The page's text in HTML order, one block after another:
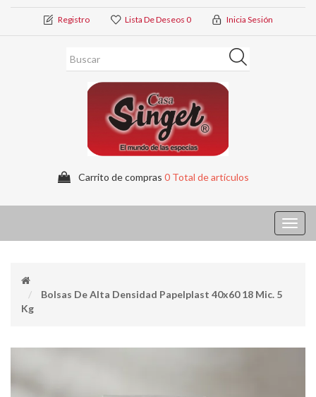
Registro Lista De Deseos 0 Inicia Sesión
Carrito de compras 0 Total de artículos
Bolsas De Alta Densidad Papelplast 40x60 18 Mic. 5
Kg